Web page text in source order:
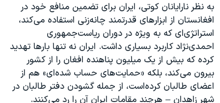
به نظر نارایانان کوتی، ایران برای تضمین منافع خود در
افغانستان از ابزارهای قدرتمند چانه‌زنی استفاده می‌کند،
استراتژی‌ای که به ویژه در دوران ریاست‌جمهوری
احمدی‌نژاد کاربرد بسیاری داشت. ایران نه تنها بارها تهدید
کرده که بیش از یک میلیون پناهنده افغان را از کشور
بیرون می‌کند، بلکه «حمایت‌های حساب شده‌ای» هم از
اعضای طالبان کرده‌است، از جمله گشودن دفتر طالبان در
شهر زاهدان – هرچند مقامات ایران آن را رد می‌کنند.